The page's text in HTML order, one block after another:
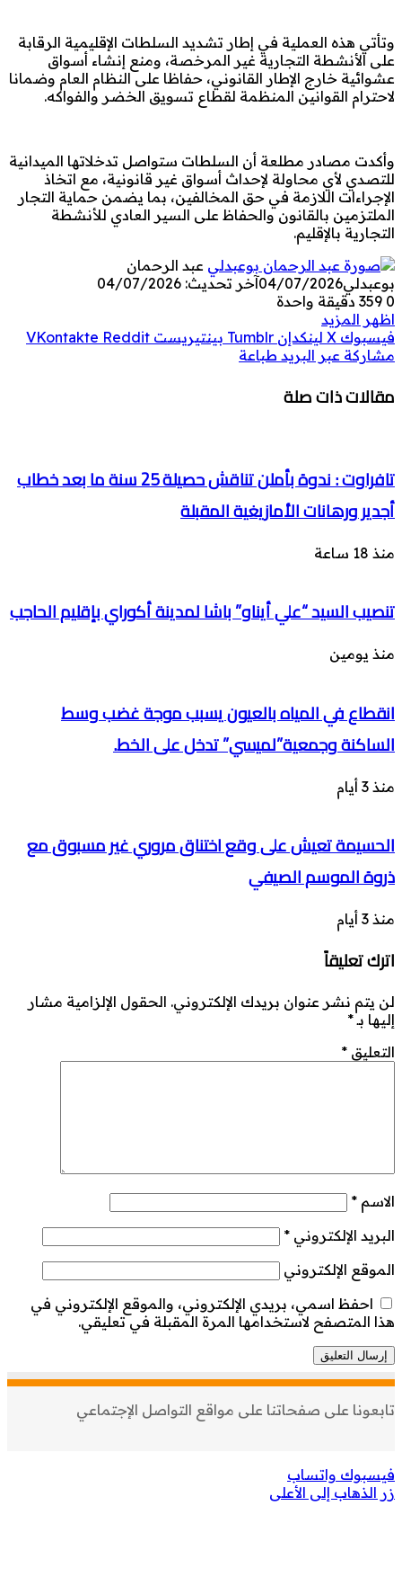
وتأتي هذه العملية في إطار تشديد السلطات الإقليمية الرقابة
على الأنشطة التجارية غير المرخصة، ومنع إنشاء أسواق
عشوائية خارج الإطار القانوني، حفاظا على النظام العام وضمانا
لاحترام القوانين المنظمة لقطاع تسويق الخضر والفواكه.
وأكدت مصادر مطلعة أن السلطات ستواصل تدخلاتها الميدانية
للتصدي لأي محاولة لإحداث أسواق غير قانونية، مع اتخاذ
الإجراءات اللازمة في حق المخالفين، بما يضمن حماية التجار
الملتزمين بالقانون والحفاظ على السير العادي للأنشطة
التجارية بالإقليم.
عبد الرحمان
بوعبدلي04/07/2026آخر تحديث: 04/07/2026
0
دقيقة واحدة
اظهر المزيد
فيسبوك ‫X لينكدإن بينتيريست
مشاركة عبر البريد طباعة
مقالات ذات صلة
تافراوت : ندوة بأملن تناقش حصيلة 25 سنة ما بعد خطاب
أجدير ورهانات الأمازيغية المقبلة
منذ 18 ساعة
تنصيب السيد “علي أيناو” باشا لمدينة أكوراي بإقليم الحاجب
منذ يومين
انقطاع في المياه بالعيون يسبب موجة غضب وسط
الساكنة وجمعية”لميسي” تدخل على الخط.
منذ 3 أيام
الحسيمة تعيش على وقع اختناق مروري غير مسبوق مع
ذروة الموسم الصيفي
منذ 3 أيام
اترك تعليقاً
لن يتم نشر عنوان بريدك الإلكتروني. الحقول الإلزامية مشار
إليها بـ*
التعليق *
الاسم *
البريد الإلكتروني *
الموقع الإلكتروني
احفظ اسمي، بريدي الإلكتروني، والموقع الإلكتروني في
هذا المتصفح لاستخدامها المرة المقبلة في تعليقي.
تابعونا على صفحاتنا على مواقع التواصل الإجتماعي
فيسبوك واتساب
زر الذهاب إلى الأعلى